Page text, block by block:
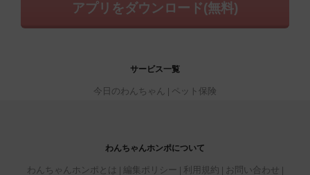
アプリをダウンロード(無料)
サービス一覧
今日のわんちゃん ペット保険
わんちゃんホンポについて
わんちゃんホンポとは 編集ポリシー 利用規約 お問い合わせ